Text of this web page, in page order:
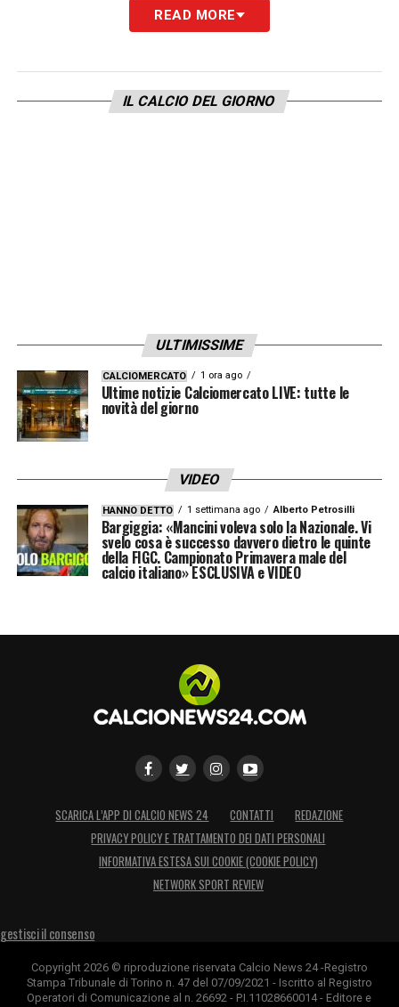
La Juventus, dunque, continua a sondare il
affrontare al meglio la nuova stagione. Con
Højlund come obiettivo primario e Kolo
READ MORE
IL CALCIO DEL GIORNO
ULTIMISSIME
CALCIOMERCATO 1 ora ago
Ultime notizie Calciomercato LIVE: tutte le
novità del giorno
VIDEO
HANNO DETTO 1 settimana ago Alberto Petrosilli
Bargiggia: «Mancini voleva solo la Nazionale. Vi
svelo cosa è successo davvero dietro le quinte
della FIGC. Campionato Primavera male del
calcio italiano» ESCLUSIVA e VIDEO
SCARICA L’APP DI CALCIO NEWS 24 CONTATTI
REDAZIONE
PRIVACY POLICY E TRATTAMENTO DEI DATI PERSONALI
INFORMATIVA ESTESA SUI COOKIE (COOKIE POLICY)
NETWORK SPORT REVIEW
gestisci il consenso
Copyright 2026 © riproduzione riservata Calcio News 24 -Registro
Stampa Tribunale di Torino n. 47 del 07/09/2021 - Iscritto al Registro
Operatori di Comunicazione al n. 26692 - P.I.11028660014 - Editore e